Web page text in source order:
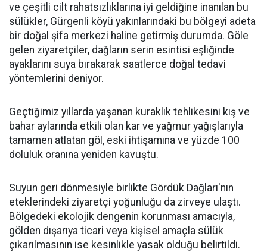
ve çeşitli cilt rahatsızlıklarına iyi geldiğine inanılan bu
sülükler, Gürgenli köyü yakınlarındaki bu bölgeyi adeta
bir doğal şifa merkezi haline getirmiş durumda. Göle
gelen ziyaretçiler, dağların serin esintisi eşliğinde
ayaklarını suya bırakarak saatlerce doğal tedavi
yöntemlerini deniyor.
Geçtiğimiz yıllarda yaşanan kuraklık tehlikesini kış ve
bahar aylarında etkili olan kar ve yağmur yağışlarıyla
tamamen atlatan göl, eski ihtişamına ve yüzde 100
doluluk oranına yeniden kavuştu.
Suyun geri dönmesiyle birlikte Gördük Dağları'nın
eteklerindeki ziyaretçi yoğunluğu da zirveye ulaştı.
Bölgedeki ekolojik dengenin korunması amacıyla,
gölden dışarıya ticari veya kişisel amaçla sülük
çıkarılmasının ise kesinlikle yasak olduğu belirtildi.